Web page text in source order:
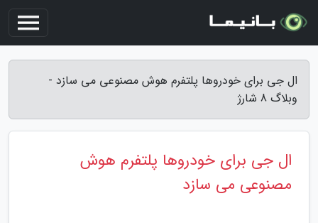
ال جی برای خودروها پلتفرم هوش مصنوعی می سازد -
وبلاگ 8 شارژ
ال جی برای خودروها پلتفرم هوش
مصنوعی می سازد